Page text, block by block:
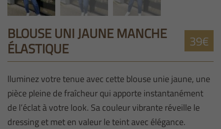
BLOUSE UNI JAUNE MANCHE
ÉLASTIQUE 39€
lluminez votre tenue avec cette blouse unie jaune, une
pièce pleine de fraîcheur qui apporte instantanément
de l’éclat à votre look. Sa couleur vibrante réveille le
dressing et met en valeur le teint avec élégance.